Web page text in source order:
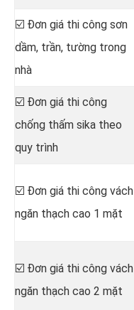
☑️ Đơn giá thi công sơn
dầm, trần, tường trong
nhà
☑️ Đơn giá thi công
chống thấm sika theo
quy trình
☑️ Đơn giá thi công vách
ngăn thạch cao 1 mặt
☑️ Đơn giá thi công vách
ngăn thạch cao 2 mặt